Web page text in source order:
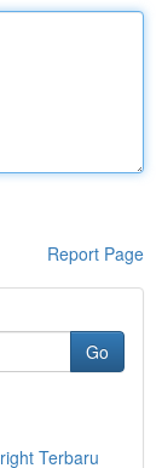
Report Page
Go
Terbaru